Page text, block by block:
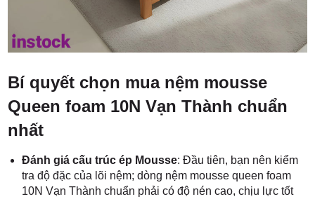
Bí quyết chọn mua nệm mousse
Queen foam 10N Vạn Thành chuẩn
nhất
Đánh giá cấu trúc ép Mousse: Đầu tiên, bạn nên kiểm
tra độ đặc của lõi nệm; dòng nệm mousse queen foam
10N Vạn Thành chuẩn phải có độ nén cao, chịu lực tốt